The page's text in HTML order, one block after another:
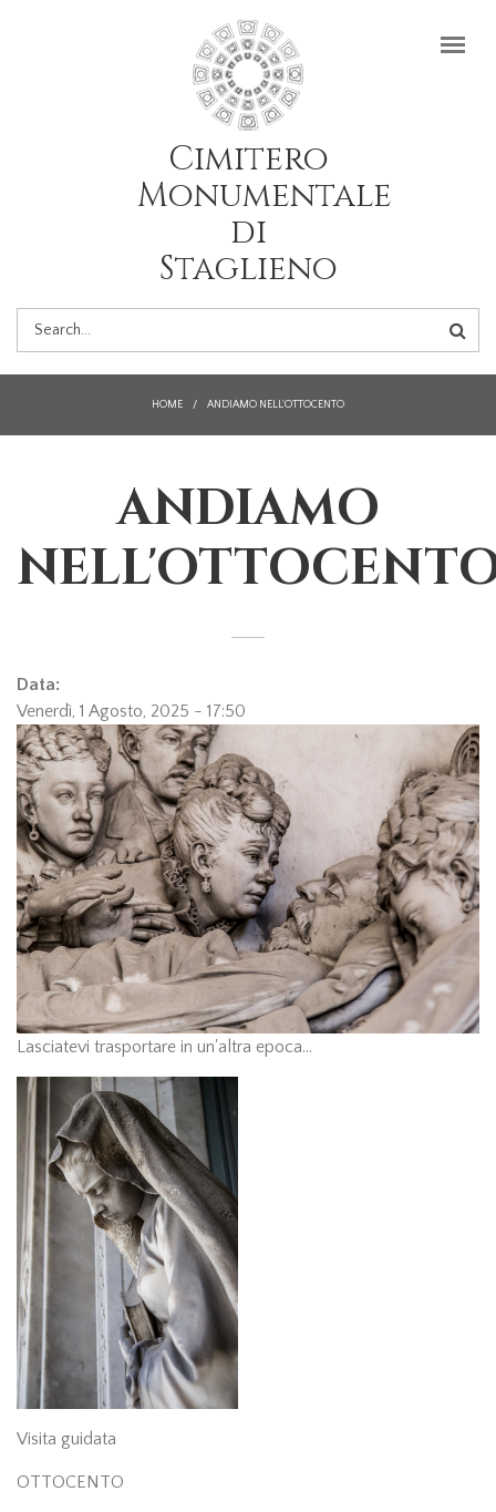
Cimitero
Monumentale
di
Staglieno
FORM
HOME / ANDIAMO NELL'OTTOCENTO
ANDIAMO
Data:
Venerdì, 1 Agosto, 2025 - 17:50
Lasciatevi trasportare in un'altra epoca...
Visita guidata
OTTOCENTO